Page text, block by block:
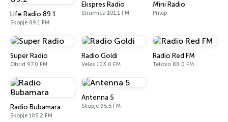
Life Radio 89.1
Skopje 89.1 FM
Ekspres Radio
Strumica 101.1 FM
Mini Radio
Prilep
Super Radio
Ohrid 97.0 FM
Radio Goldi
Veles 103.0 FM
Radio Red FM
Tetovo 88.0 FM
Radio Bubamara
Skopje 105.2 FM
Antenna 5
Skopje 95.5 FM